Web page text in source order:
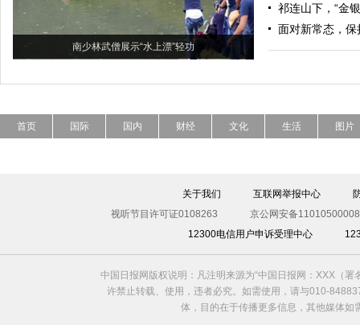
南少林武僧展示“水上漂”轻功
祁连山下，“金
面对新常态，保
首页 国际 国内 财经 文化 生活 图片
关于我们 互联网举报中心
视听节目许可证0108263
京公网安备
12300电信用户申诉受理中心
中国日报网版权说明：凡注明来源为“中国日报网：XXX（
许禁止转载、使用，违者必究。如需使用，请与010-
体，目的在于传播更多信息，其他媒体